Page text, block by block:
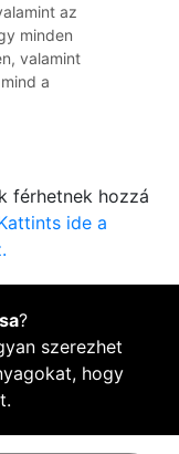
az
minden
valamint
a
férhetnek hozzá
ide a
?
szerezhet
hogy